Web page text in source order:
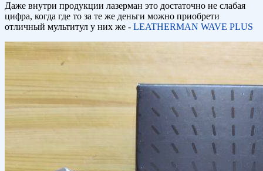
Даже внутри продукции лазерман это достаточно не слабая
цифра, когда где то за те же деньги можно приобрети
отличный мультитул у них же - LEATHERMAN WAVE PLUS